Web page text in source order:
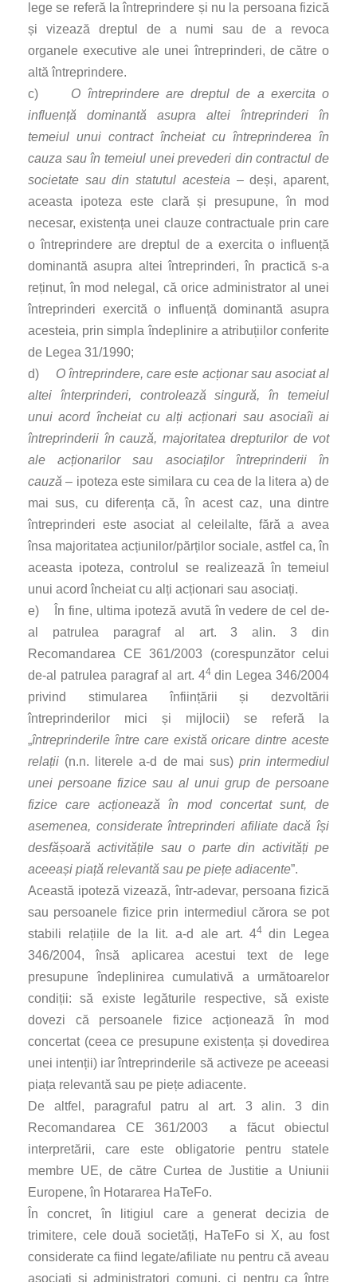
lege se referă la întreprindere și nu la persoana fizică
și vizează dreptul de a numi sau de a revoca
organele executive ale unei întreprinderi, de către o
altă întreprindere.
c) O întreprindere are dreptul de a exercita o
influență dominantă asupra altei întreprinderi în
temeiul unui contract încheiat cu întreprinderea în
cauza sau în temeiul unei prevederi din contractul de
societate sau din statutul acesteia – deși, aparent,
aceasta ipoteza este clară și presupune, în mod
necesar, existența unei clauze contractuale prin care
o întreprindere are dreptul de a exercita o influență
dominantă asupra altei întreprinderi, în practică s-a
reținut, în mod nelegal, că orice administrator al unei
întreprinderi exercită o influență dominantă asupra
acesteia, prin simpla îndeplinire a atribuțiilor conferite
de Legea 31/1990;
d) O întreprindere, care este acționar sau asociat al
altei înterprinderi, controlează singură, în temeiul
unui acord încheiat cu alți acționari sau asociaîi ai
întreprinderii în cauză, majoritatea drepturilor de vot
ale acționarilor sau asociaților întreprinderii în
cauză – ipoteza este similara cu cea de la litera a) de
mai sus, cu diferența că, în acest caz, una dintre
întreprinderi este asociat al celeilalte, fără a avea
însa majoritatea acțiunilor/părților sociale, astfel ca, în
aceasta ipoteza, controlul se realizează în temeiul
unui acord încheiat cu alți acționari sau asociați.
e) În fine, ultima ipoteză avută în vedere de cel de-
al patrulea paragraf al art. 3 alin. 3 din
Recomandarea CE 361/2003 (corespunzător celui
de-al patrulea paragraf al art. 44 din Legea 346/2004
privind stimularea înființării și dezvoltării
întreprinderilor mici și mijlocii) se referă la
„întreprinderile între care există oricare dintre aceste
relații (n.n. literele a-d de mai sus) prin intermediul
unei persoane fizice sau al unui grup de persoane
fizice care acționează în mod concertat sunt, de
asemenea, considerate întreprinderi afiliate dacă își
desfășoară activitățile sau o parte din activități pe
aceeași piață relevantă sau pe piețe adiacente”.
Această ipoteză vizează, într-adevar, persoana fizică
sau persoanele fizice prin intermediul cărora se pot
stabili relațiile de la lit. a-d ale art. 44 din Legea
346/2004, însă aplicarea acestui text de lege
presupune îndeplinirea cumulativă a următoarelor
condiții: să existe legăturile respective, să existe
dovezi că persoanele fizice acționează în mod
concertat (ceea ce presupune existența și dovedirea
unei intenții) iar întreprinderile să activeze pe aceeasi
piața relevantă sau pe piețe adiacente.
De altfel, paragraful patru al art. 3 alin. 3 din
Recomandarea CE 361/2003 a făcut obiectul
interpretării, care este obligatorie pentru statele
membre UE, de către Curtea de Justitie a Uniunii
Europene, în Hotararea HaTeFo.
În concret, în litigiul care a generat decizia de
trimitere, cele două societăți, HaTeFo si X, au fost
considerate ca fiind legate/afiliate nu pentru că aveau
asociați și administratori comuni, ci pentru ca între